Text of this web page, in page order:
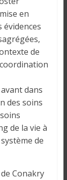
en
de
dans
des soins
de la vie à
de
Conakry